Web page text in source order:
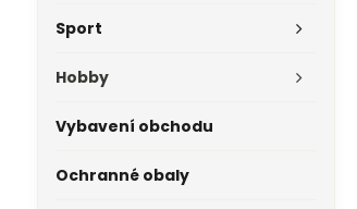
Sport
Hobby
Vybavení obchodu
Ochranné obaly